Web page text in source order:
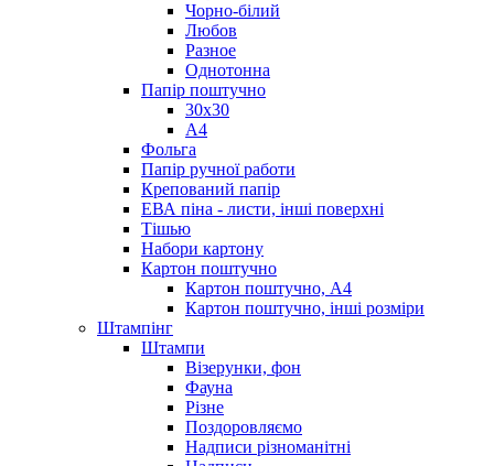
Чорно-білий
Любов
Разное
Однотонна
Папір поштучно
30х30
А4
Фольга
Папір ручної работи
Крепований папір
ЕВА піна - листи, інші поверхні
Тішью
Набори картону
Картон поштучно
Картон поштучно, А4
Картон поштучно, інші розміри
Штампінг
Штампи
Візерунки, фон
Фауна
Різне
Поздоровляємо
Надписи різноманітні